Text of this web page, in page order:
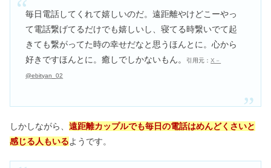
毎日電話してくれて嬉しいのだ。遠距離やけどこーやっ
て電話繋げてるだけでも嬉しいし、寝てる時繋いでて起
きても繋がってた時の幸せだなと思うほんとに。心から
好きですほんとに。癒しでしかないもん。
引用元：X－
@ebityan_02
しかしながら、 遠距離カップルでも毎日の電話はめんどくさいと
感じる人もいるようです。